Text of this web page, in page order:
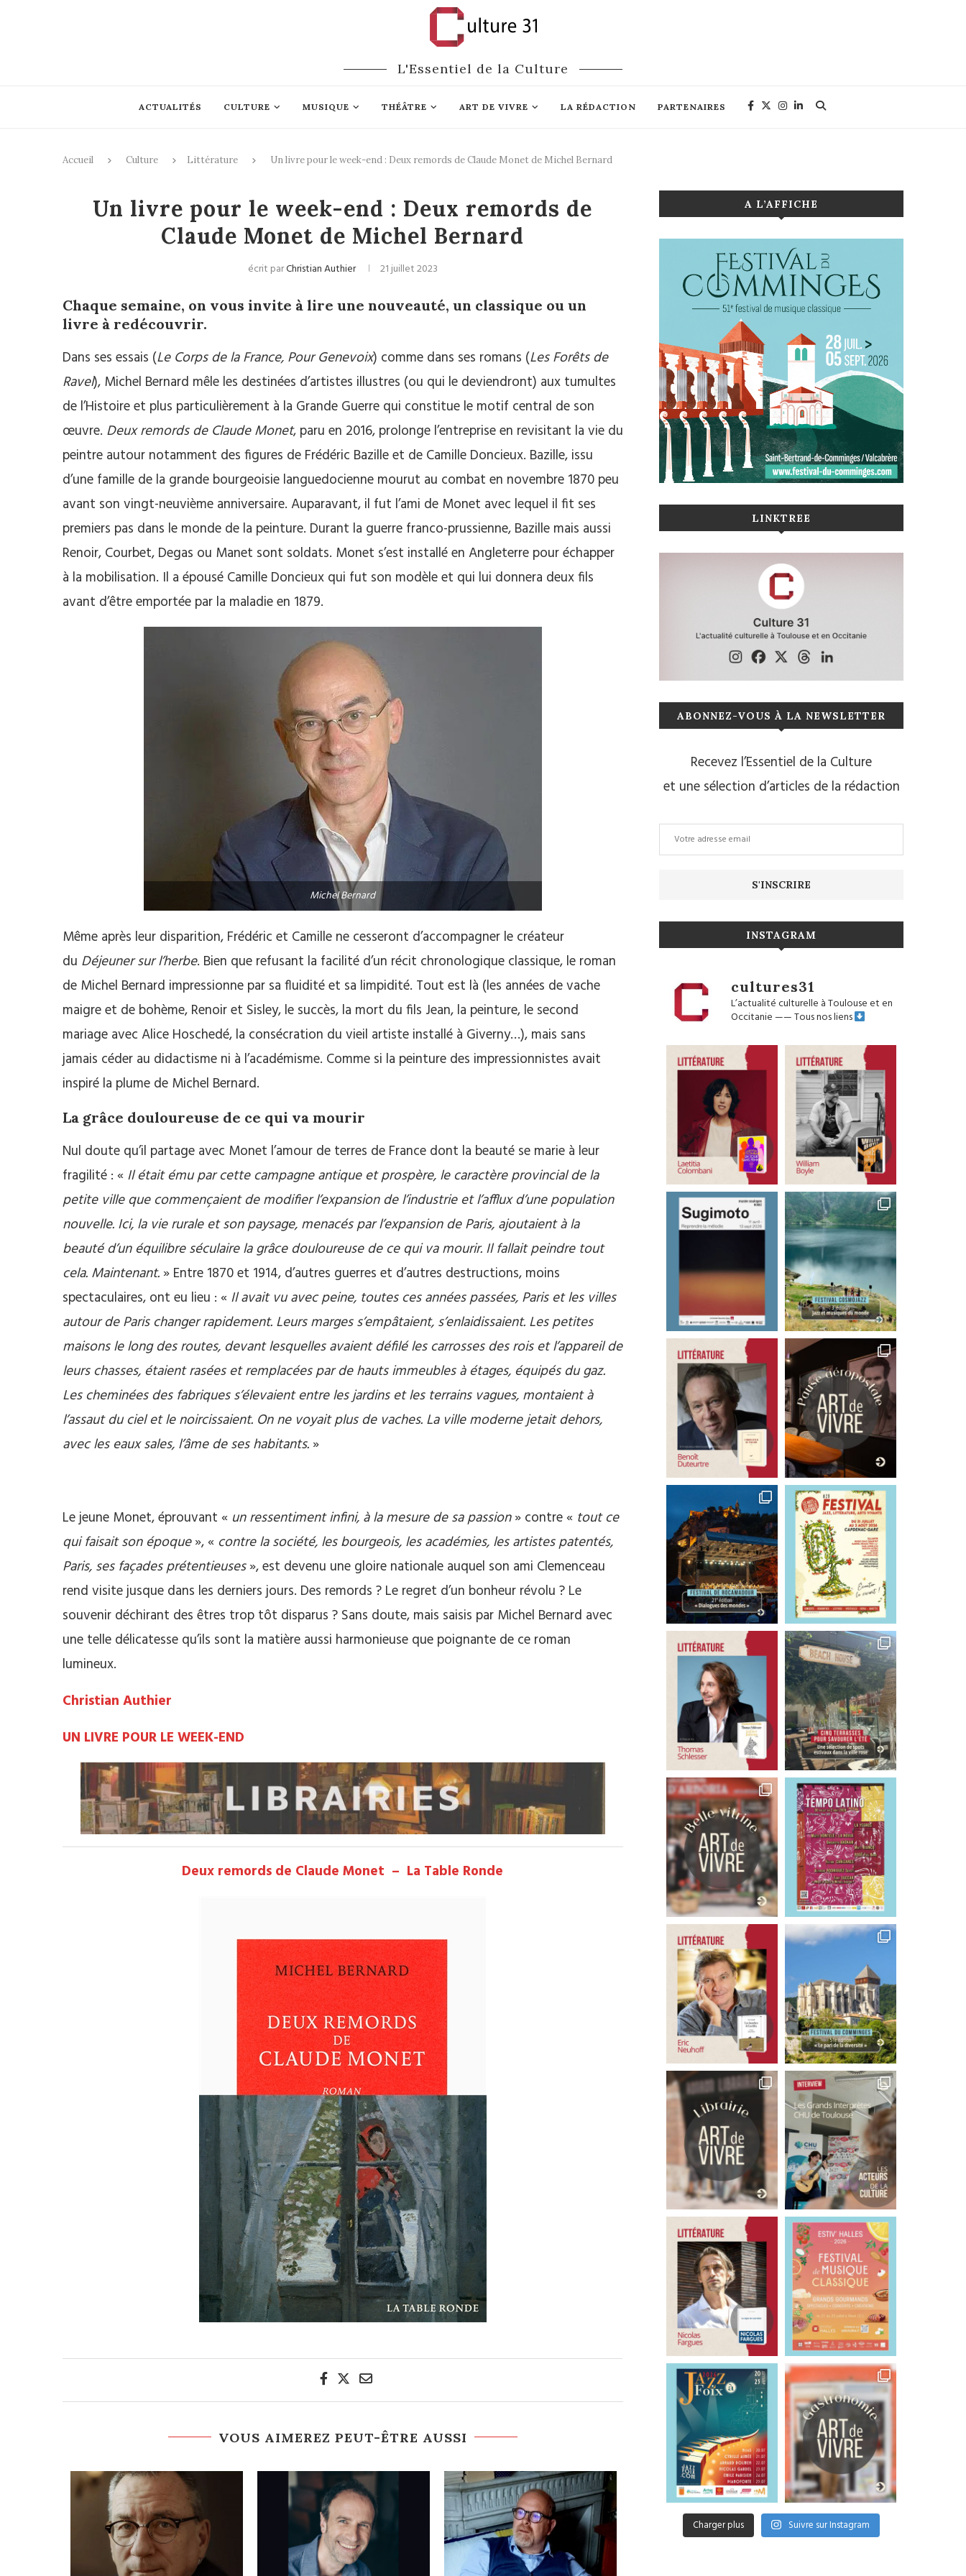
L'Essentiel de la Culture
ACTUALITÉS CULTURE MUSIQUE THÉÂTRE ART DE VIVRE LA RÉDACTION PARTENAIRES
Accueil Culture Littérature Un livre pour le week-end : Deux remords de Claude Monet de Michel Bernard
Un livre pour le week-end : Deux remords de
Claude Monet de Michel Bernard
écrit parChristian Authier 21 juillet 2023
Chaque semaine, on vous invite à lire une nouveauté, un classique ou un
livre à redécouvrir.
Dans ses essais (Le Corps de la France, Pour Genevoix) comme dans ses romans (Les Forêts de
Ravel), Michel Bernard mêle les destinées d’artistes illustres (ou qui le deviendront) aux tumultes
de l’Histoire et plus particulièrement à la Grande Guerre qui constitue le motif central de son
œuvre. Deux remords de Claude Monet, paru en 2016, prolonge l’entreprise en revisitant la vie du
peintre autour notamment des figures de Frédéric Bazille et de Camille Doncieux. Bazille, issu
d’une famille de la grande bourgeoisie languedocienne mourut au combat en novembre 1870 peu
avant son vingt-neuvième anniversaire. Auparavant, il fut l’ami de Monet avec lequel il fit ses
premiers pas dans le monde de la peinture. Durant la guerre franco-prussienne, Bazille mais aussi
Renoir, Courbet, Degas ou Manet sont soldats. Monet s’est installé en Angleterre pour échapper
à la mobilisation. Il a épousé Camille Doncieux qui fut son modèle et qui lui donnera deux fils
avant d’être emportée par la maladie en 1879.
Michel Bernard
Même après leur disparition, Frédéric et Camille ne cesseront d’accompagner le créateur
du Déjeuner sur l’herbe. Bien que refusant la facilité d’un récit chronologique classique, le roman
de Michel Bernard impressionne par sa fluidité et sa limpidité. Tout est là (les années de vache
maigre et de bohème, Renoir et Sisley, le succès, la mort du fils Jean, la peinture, le second
mariage avec Alice Hoschedé, la consécration du vieil artiste installé à Giverny…), mais sans
jamais céder au didactisme ni à l’académisme. Comme si la peinture des impressionnistes avait
inspiré la plume de Michel Bernard.
La grâce douloureuse de ce qui va mourir
Nul doute qu’il partage avec Monet l’amour de terres de France dont la beauté se marie à leur
fragilité : « Il était ému par cette campagne antique et prospère, le caractère provincial de la
petite ville que commençaient de modifier l’expansion de l’industrie et l’afflux d’une population
nouvelle. Ici, la vie rurale et son paysage, menacés par l’expansion de Paris, ajoutaient à la
beauté d’un équilibre séculaire la grâce douloureuse de ce qui va mourir. Il fallait peindre tout
cela. Maintenant. » Entre 1870 et 1914, d’autres guerres et d’autres destructions, moins
spectaculaires, ont eu lieu : « Il avait vu avec peine, toutes ces années passées, Paris et les villes
autour de Paris changer rapidement. Leurs marges s’empâtaient, s’enlaidissaient. Les petites
maisons le long des routes, devant lesquelles avaient défilé les carrosses des rois et l’appareil de
leurs chasses, étaient rasées et remplacées par de hauts immeubles à étages, équipés du gaz.
Les cheminées des fabriques s’élevaient entre les jardins et les terrains vagues, montaient à
l’assaut du ciel et le noircissaient. On ne voyait plus de vaches. La ville moderne jetait dehors,
avec les eaux sales, l’âme de ses habitants. »
Le jeune Monet, éprouvant « un ressentiment infini, à la mesure de sa passion» contre « tout ce
qui faisait son époque», « contre la société, les bourgeois, les académies, les artistes patentés,
Paris, ses façades prétentieuses», est devenu une gloire nationale auquel son ami Clemenceau
rend visite jusque dans les derniers jours. Des remords ? Le regret d’un bonheur révolu ? Le
souvenir déchirant des êtres trop tôt disparus ? Sans doute, mais saisis par Michel Bernard avec
une telle délicatesse qu’ils sont la matière aussi harmonieuse que poignante de ce roman
lumineux.
Christian Authier
UN LIVRE POUR LE WEEK-END
Deux remords de Claude Monet – La Table Ronde
VOUS AIMEREZ PEUT-ÊTRE AUSSI
A L’AFFICHE
LINKTREE
ABONNEZ-VOUS À LA NEWSLETTER
Recevez l’Essentiel de la Culture
et une sélection d’articles de la rédaction
INSTAGRAM
cultures31
L’actualité culturelle à Toulouse et en
Occitanie——Tous nos liens
Charger plus Suivre sur Instagram